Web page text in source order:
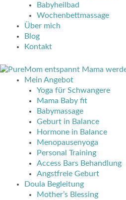
Babyheilbad
Wochenbettmassage
Über mich
Blog
Kontakt
Mein Angebot
Yoga für Schwangere
Mama Baby fit
Babymassage
Geburt in Balance
Hormone in Balance
Menopausenyoga
Personal Training
Access Bars Behandlung
Angstfreie Geburt
Doula Begleitung
Mother’s Blessing